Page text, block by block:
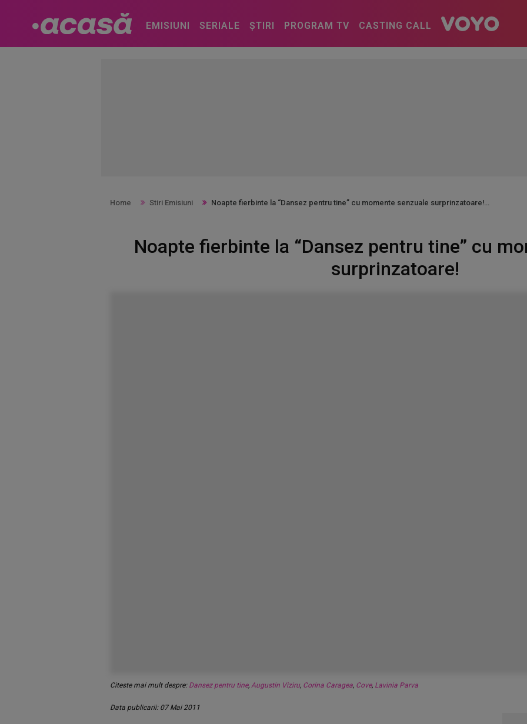
EMISIUNI SERIALE ȘTIRI PROGRAM TV CASTING CALL
Home Stiri Emisiuni Noapte fierbinte la “Dansez pentru tine” cu momente senzuale surprinzatoare!
Noapte fierbinte la “Dansez pentru tine” cu
surprinzatoare!
Citeste mai mult despre: Dansez pentru tine, Augustin Viziru, Corina Caragea, Cove, Lavinia Parva
Data publicarii: 07 Mai 2011